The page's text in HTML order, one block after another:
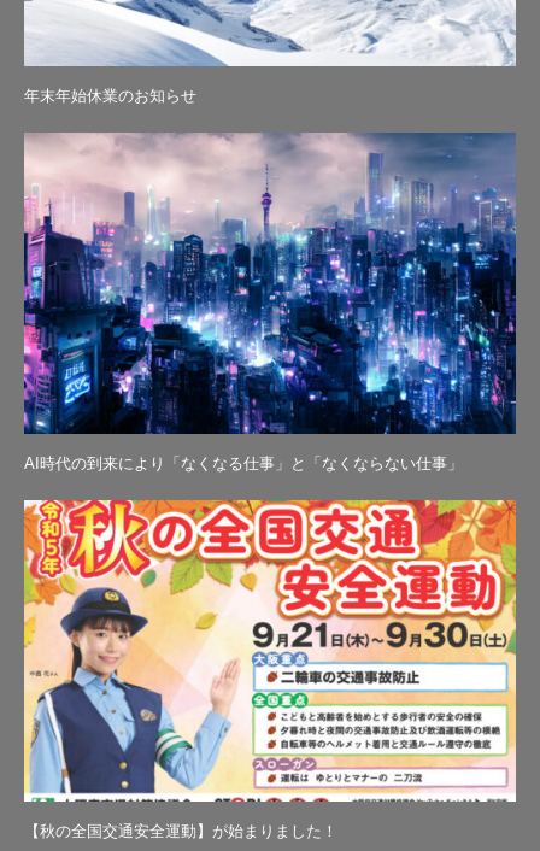
年末年始休業のお知らせ
AI時代の到来により「なくなる仕事」と「なくならない仕事」
【秋の全国交通安全運動】が始まりました！